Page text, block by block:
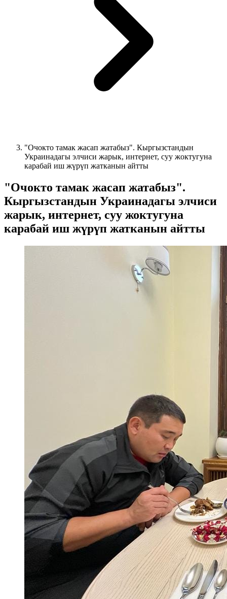
"Очокто тамак жасап жатабыз". Кыргызстандын
Украинадагы элчиси жарык, интернет, суу жоктугуна
карабай иш жүрүп жатканын айтты
"Очокто тамак жасап жатабыз".
Кыргызстандын Украинадагы элчиси
жарык, интернет, суу жоктугуна
карабай иш жүрүп жатканын айтты